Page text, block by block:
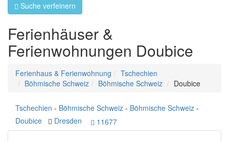
Suche verfeinern
Ferienhäuser &
Ferienwohnungen Doubice
Ferienhaus & Ferienwohnung
Tschechien
Böhmische Schweiz
Böhmische Schweiz Doubice
Tschechien - Böhmische Schweiz - Böhmische Schweiz -
Doubice
Dresden 11677